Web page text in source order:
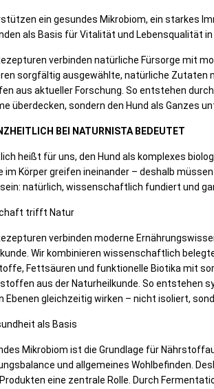
ein gesundes Mikrobiom, ein starkes
als Basis für Vitalität und Lebensqualität in
verbinden natürliche Fürsorge mit
sorgfältig ausgewählte, natürliche
aus aktueller Forschung. So entstehen
überdecken, sondern den Hund als Ganzes
BEI NATURNISTA BEDEUTET
heißt für uns, den Hund als komplexes
im Körper greifen ineinander – deshalb
natürlich, wissenschaftlich fundiert und
trifft Natur
verbinden moderne
Wir kombinieren wissenschaftlich
Fettsäuren und funktionelle Biotika mit
aus der Naturheilkunde. So entstehen
Ebenen gleichzeitig wirken – nicht isoliert,
als Basis
Mikrobiom ist die Grundlage für
und allgemeines Wohlbefinden.
eine zentrale Rolle. Durch